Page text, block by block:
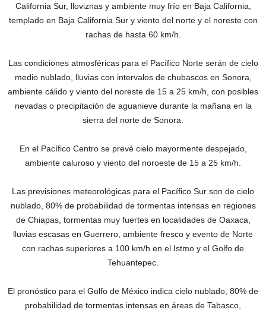
California Sur, lloviznas y ambiente muy frío en Baja California,
templado en Baja California Sur y viento del norte y el noreste con
rachas de hasta 60 km/h.
Las condiciones atmosféricas para el Pacífico Norte serán de cielo
medio nublado, lluvias con intervalos de chubascos en Sonora,
ambiente cálido y viento del noreste de 15 a 25 km/h, con posibles
nevadas o precipitación de aguanieve durante la mañana en la
sierra del norte de Sonora.
En el Pacífico Centro se prevé cielo mayormente despejado,
ambiente caluroso y viento del noroeste de 15 a 25 km/h.
Las previsiones meteorológicas para el Pacífico Sur son de cielo
nublado, 80% de probabilidad de tormentas intensas en regiones
de Chiapas, tormentas muy fuertes en localidades de Oaxaca,
lluvias escasas en Guerrero, ambiente fresco y evento de Norte
con rachas superiores a 100 km/h en el Istmo y el Golfo de
Tehuantepec.
El pronóstico para el Golfo de México indica cielo nublado, 80% de
probabilidad de tormentas intensas en áreas de Tabasco,